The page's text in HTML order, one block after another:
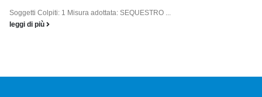
Soggetti Colpiti: 1 Misura adottata: SEQUESTRO ...
leggi di più